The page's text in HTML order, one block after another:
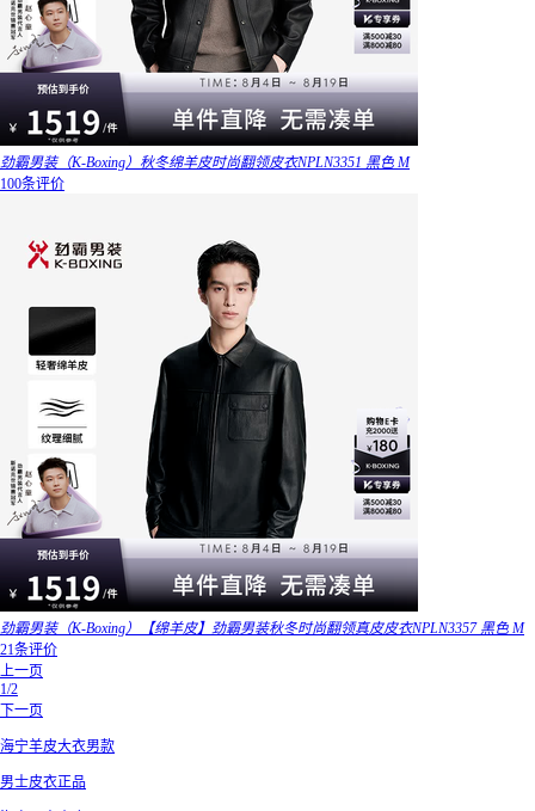
劲霸男装（K-Boxing）秋冬绵羊皮时尚翻领皮衣NPLN3351 黑色 M
100条评价
劲霸男装（K-Boxing）【绵羊皮】劲霸男装秋冬时尚翻领真皮皮衣NPLN3357 黑色 M
21条评价
上一页
1/2
下一页
海宁羊皮大衣男款
男士皮衣正品